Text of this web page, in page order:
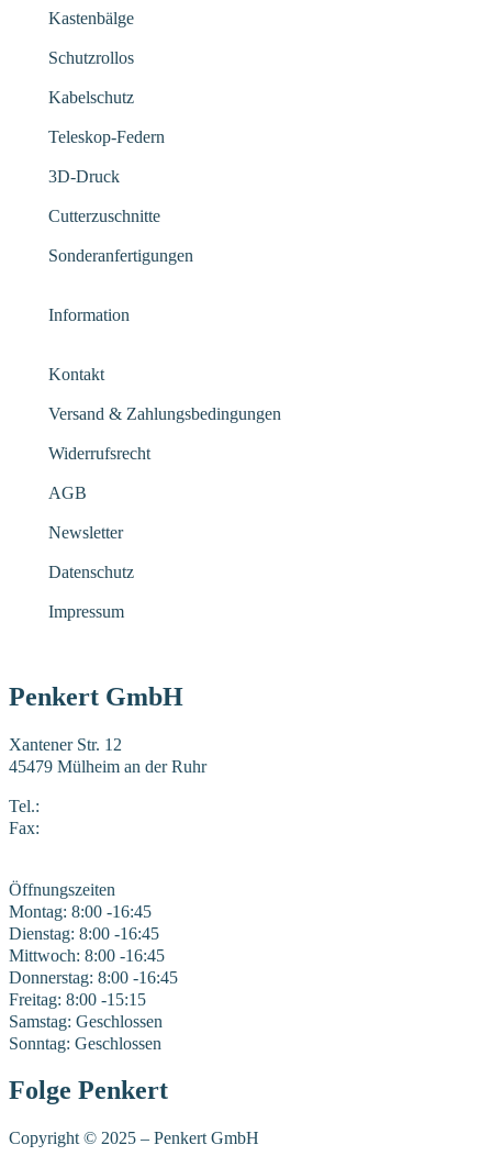
Kastenbälge
Schutzrollos
Kabelschutz
Teleskop-Federn
3D-Druck
Cutterzuschnitte
Sonderanfertigungen
Information
Kontakt
Versand & Zahlungsbedingungen
Widerrufsrecht
AGB
Newsletter
Datenschutz
Impressum
Penkert GmbH
Xantener Str. 12
45479 Mülheim an der Ruhr
Tel.:
Fax:
Öffnungszeiten
Montag: 8:00 -16:45
Dienstag: 8:00 -16:45
Mittwoch: 8:00 -16:45
Donnerstag: 8:00 -16:45
Freitag: 8:00 -15:15
Samstag: Geschlossen
Sonntag: Geschlossen
Folge Penkert
Copyright © 2025 – Penkert GmbH